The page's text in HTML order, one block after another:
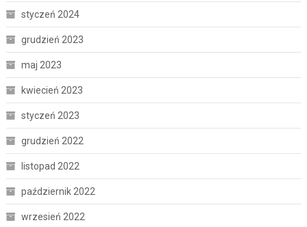
styczeń 2024
grudzień 2023
maj 2023
kwiecień 2023
styczeń 2023
grudzień 2022
listopad 2022
październik 2022
wrzesień 2022